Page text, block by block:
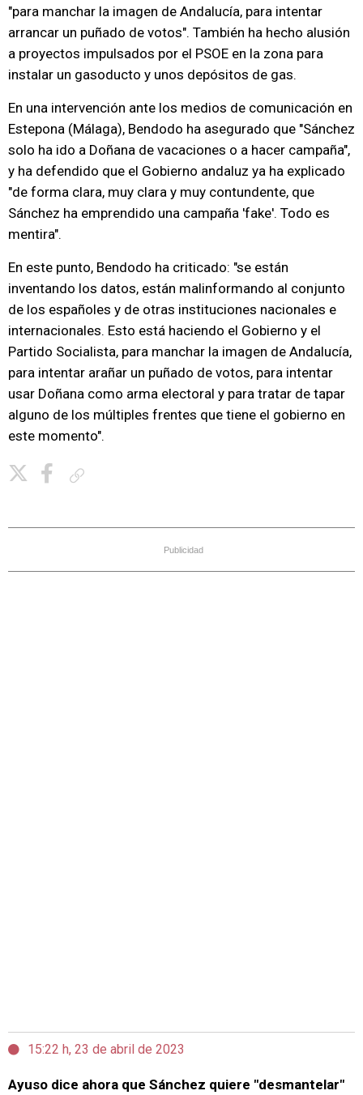
"para manchar la imagen de Andalucía, para intentar
arrancar un puñado de votos". También ha hecho alusión
a proyectos impulsados por el PSOE en la zona para
instalar un gasoducto y unos depósitos de gas.
En una intervención ante los medios de comunicación en
Estepona (Málaga), Bendodo ha asegurado que "Sánchez
solo ha ido a Doñana de vacaciones o a hacer campaña",
y ha defendido que el Gobierno andaluz ya ha explicado
"de forma clara, muy clara y muy contundente, que
Sánchez ha emprendido una campaña 'fake'. Todo es
mentira".
En este punto, Bendodo ha criticado: "se están
inventando los datos, están malinformando al conjunto
de los españoles y de otras instituciones nacionales e
internacionales. Esto está haciendo el Gobierno y el
Partido Socialista, para manchar la imagen de Andalucía,
para intentar arañar un puñado de votos, para intentar
usar Doñana como arma electoral y para tratar de tapar
alguno de los múltiples frentes que tiene el gobierno en
este momento".
Publicidad
15:22 h, 23 de abril de 2023
Ayuso dice ahora que Sánchez quiere "desmantelar"